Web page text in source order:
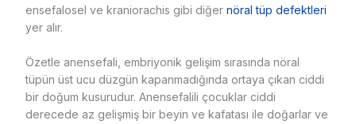
ensefalosel ve kraniorachis gibi diğer nöral tüp defektleri
yer alır.
Özetle anensefali, embriyonik gelişim sırasında nöral
tüpün üst ucu düzgün kapanmadığında ortaya çıkan ciddi
bir doğum kusurudur. Anensefalili çocuklar ciddi
derecede az gelişmiş bir beyin ve kafatası ile doğarlar ve